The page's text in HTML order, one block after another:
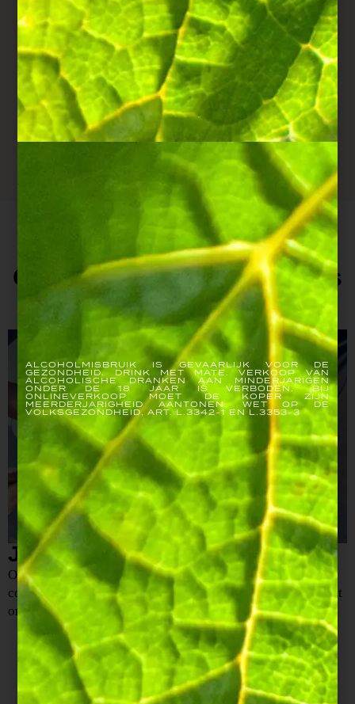
TERUG NAAR SAMENWERKINGEN
Ontdek nieuwe restaurants
Jojo's recepten
Ontdek Les Recettes de Jojo: eenvoudige en smakelijke
combinaties van gerechten en champagne, speciaal bedacht
om thuis na te maken en te delen in goed gezelschap.
ALCOHOLMISBRUIK IS GEVAARLIJK VOOR DE
GEZONDHEID. DRINK MET MATE. VERKOOP VAN
ALCOHOLISCHE DRANKEN AAN MINDERJARIGEN
ONDER DE 18 JAAR IS VERBODEN. BIJ
ONLINEVERKOOP MOET DE KOPER ZIJN
MEERDERJARIGHEID AANTONEN. WET OP DE
VOLKSGEZONDHEID, ART. L.3342-1 EN L.3353-3